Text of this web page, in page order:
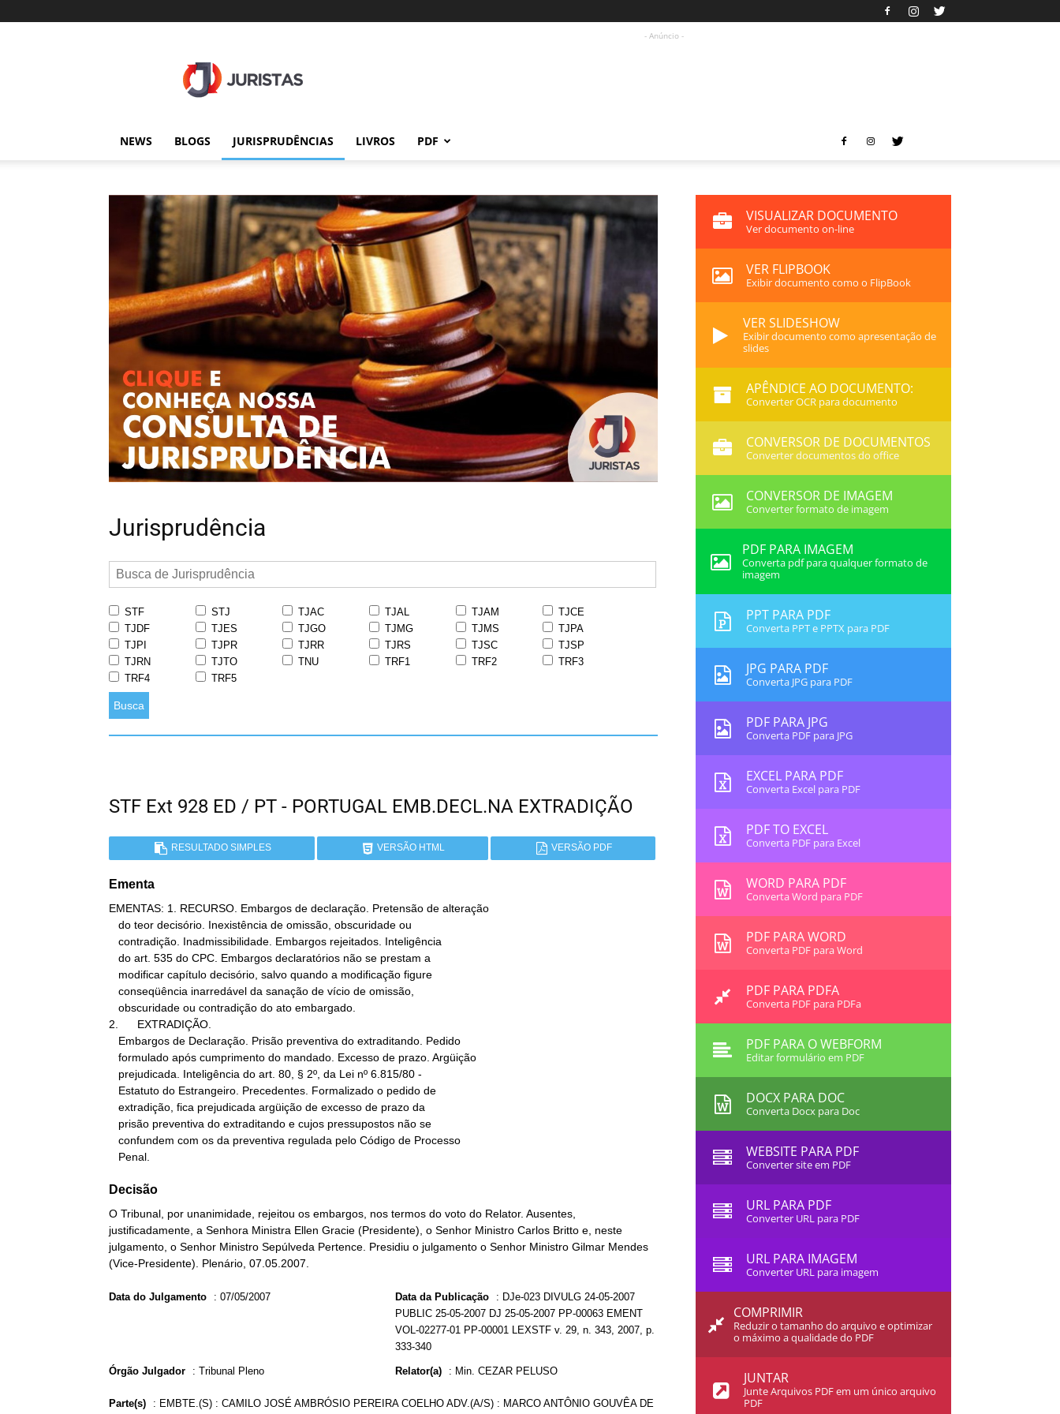
- Anúncio -
NEWS BLOGS JURISPRUDÊNCIAS LIVROS PDF
Jurisprudência
STF STJ TJAC TJAL TJAM
TJCE
TJDF
TJES TJGO TJMG TJMS
TJPA
TJPI
TJPR TJRR TJRS TJSC
TJSP
TJRN
TJTO TNU TRF1 TRF2
TRF3
TRF4
TRF5
Busca
STF Ext 928 ED / PT - PORTUGAL EMB.DECL.NA EXTRADIÇÃO
RESULTADO SIMPLES VERSÃO HTML VERSÃO PDF
Ementa
EMENTAS: 1. RECURSO. Embargos de declaração. Pretensão de alteração
2.      EXTRADIÇÃO.
   Penal.
Decisão
O Tribunal, por unanimidade, rejeitou os embargos, nos termos do voto do Relator. Ausentes,
justificadamente, a Senhora Ministra Ellen Gracie (Presidente), o Senhor Ministro Carlos Britto e, neste
julgamento, o Senhor Ministro Sepúlveda Pertence. Presidiu o julgamento o Senhor Ministro Gilmar Mendes
(Vice-Presidente). Plenário, 07.05.2007.
Data do Julgamento : 07/05/2007 Data da Publicação : DJe-023 DIVULG 24-05-2007
PUBLIC 25-05-2007 DJ 25-05-2007 PP-00063 EMENT
VOL-02277-01 PP-00001 LEXSTF v. 29, n. 343, 2007, p.
333-340
Órgão Julgador : Tribunal Pleno Relator(a) : Min. CEZAR PELUSO
Parte(s) : EMBTE.(S) : CAMILO JOSÉ AMBRÓSIO PEREIRA COELHO ADV.(A/S) : MARCO ANTÔNIO GOUVÊA DE
VISUALIZAR DOCUMENTO
Ver documento on-line
VER FLIPBOOK
Exibir documento como o FlipBook
VER SLIDESHOW
Exibir documento como apresentação de
slides
APÊNDICE AO DOCUMENTO:
Converter OCR para documento
CONVERSOR DE DOCUMENTOS
Converter documentos do office
CONVERSOR DE IMAGEM
Converter formato de imagem
PDF PARA IMAGEM
Converta pdf para qualquer formato de
imagem
PPT PARA PDF
Converta PPT e PPTX para PDF
JPG PARA PDF
Converta JPG para PDF
PDF PARA JPG
Converta PDF para JPG
EXCEL PARA PDF
Converta Excel para PDF
PDF TO EXCEL
Converta PDF para Excel
WORD PARA PDF
Converta Word para PDF
PDF PARA WORD
Converta PDF para Word
PDF PARA PDFA
Converta PDF para PDFa
PDF PARA O WEBFORM
Editar formulário em PDF
DOCX PARA DOC
Converta Docx para Doc
WEBSITE PARA PDF
Converter site em PDF
URL PARA PDF
Converter URL para PDF
URL PARA IMAGEM
Converter URL para imagem
COMPRIMIR
Reduzir o tamanho do arquivo e optimizar
o máximo a qualidade do PDF
JUNTAR
Junte Arquivos PDF em um único arquivo
PDF